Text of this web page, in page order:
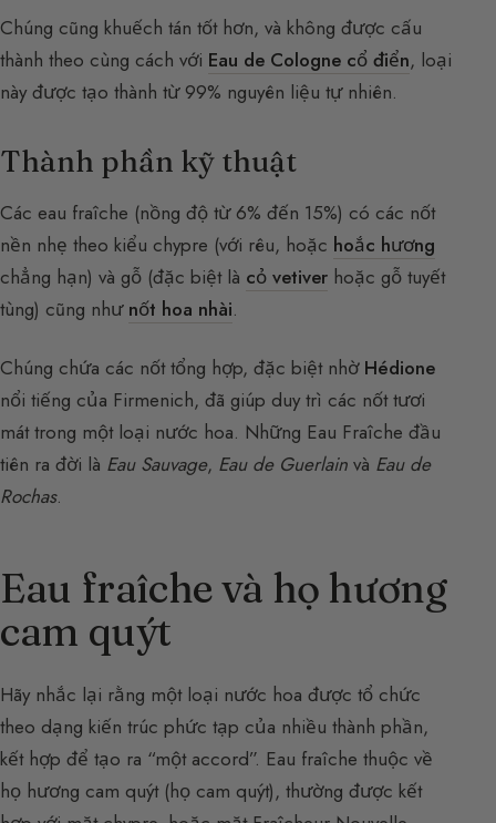
Chúng cũng khuếch tán tốt hơn, và không được cấu
thành theo cùng cách với Eau de Cologne cổ điển, loại
này được tạo thành từ 99% nguyên liệu tự nhiên.
Thành phần kỹ thuật
Các eau fraîche (nồng độ từ 6% đến 15%) có các nốt
nền nhẹ theo kiểu chypre (với rêu, hoặc hoắc hương
chẳng hạn) và gỗ (đặc biệt là cỏ vetiver hoặc gỗ tuyết
tùng) cũng như nốt hoa nhài.
Chúng chứa các nốt tổng hợp, đặc biệt nhờ Hédione
nổi tiếng của Firmenich, đã giúp duy trì các nốt tươi
mát trong một loại nước hoa. Những Eau Fraîche đầu
tiên ra đời là Eau Sauvage, Eau de Guerlain và Eau de
Rochas.
Eau fraîche và họ hương
cam quýt
Hãy nhắc lại rằng một loại nước hoa được tổ chức
theo dạng kiến trúc phức tạp của nhiều thành phần,
kết hợp để tạo ra “một accord”. Eau fraîche thuộc về
họ hương cam quýt (họ cam quýt), thường được kết